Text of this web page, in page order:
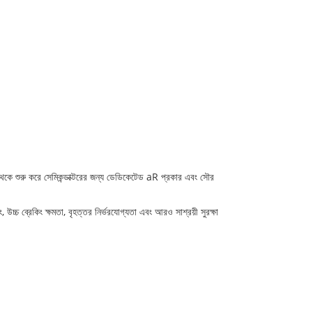
শুরু করে সেমিকন্ডাক্টরের জন্য ডেডিকেটেড aR প্রকার এবং সৌর
উচ্চ ব্রেকিং ক্ষমতা, বৃহত্তর নির্ভরযোগ্যতা এবং আরও সাশ্রয়ী সুরক্ষা